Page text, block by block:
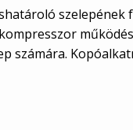
számára.